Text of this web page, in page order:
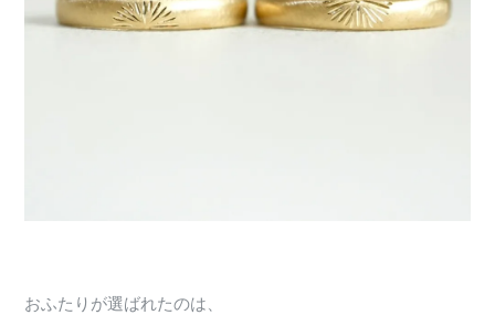
おふたりが選ばれたのは、